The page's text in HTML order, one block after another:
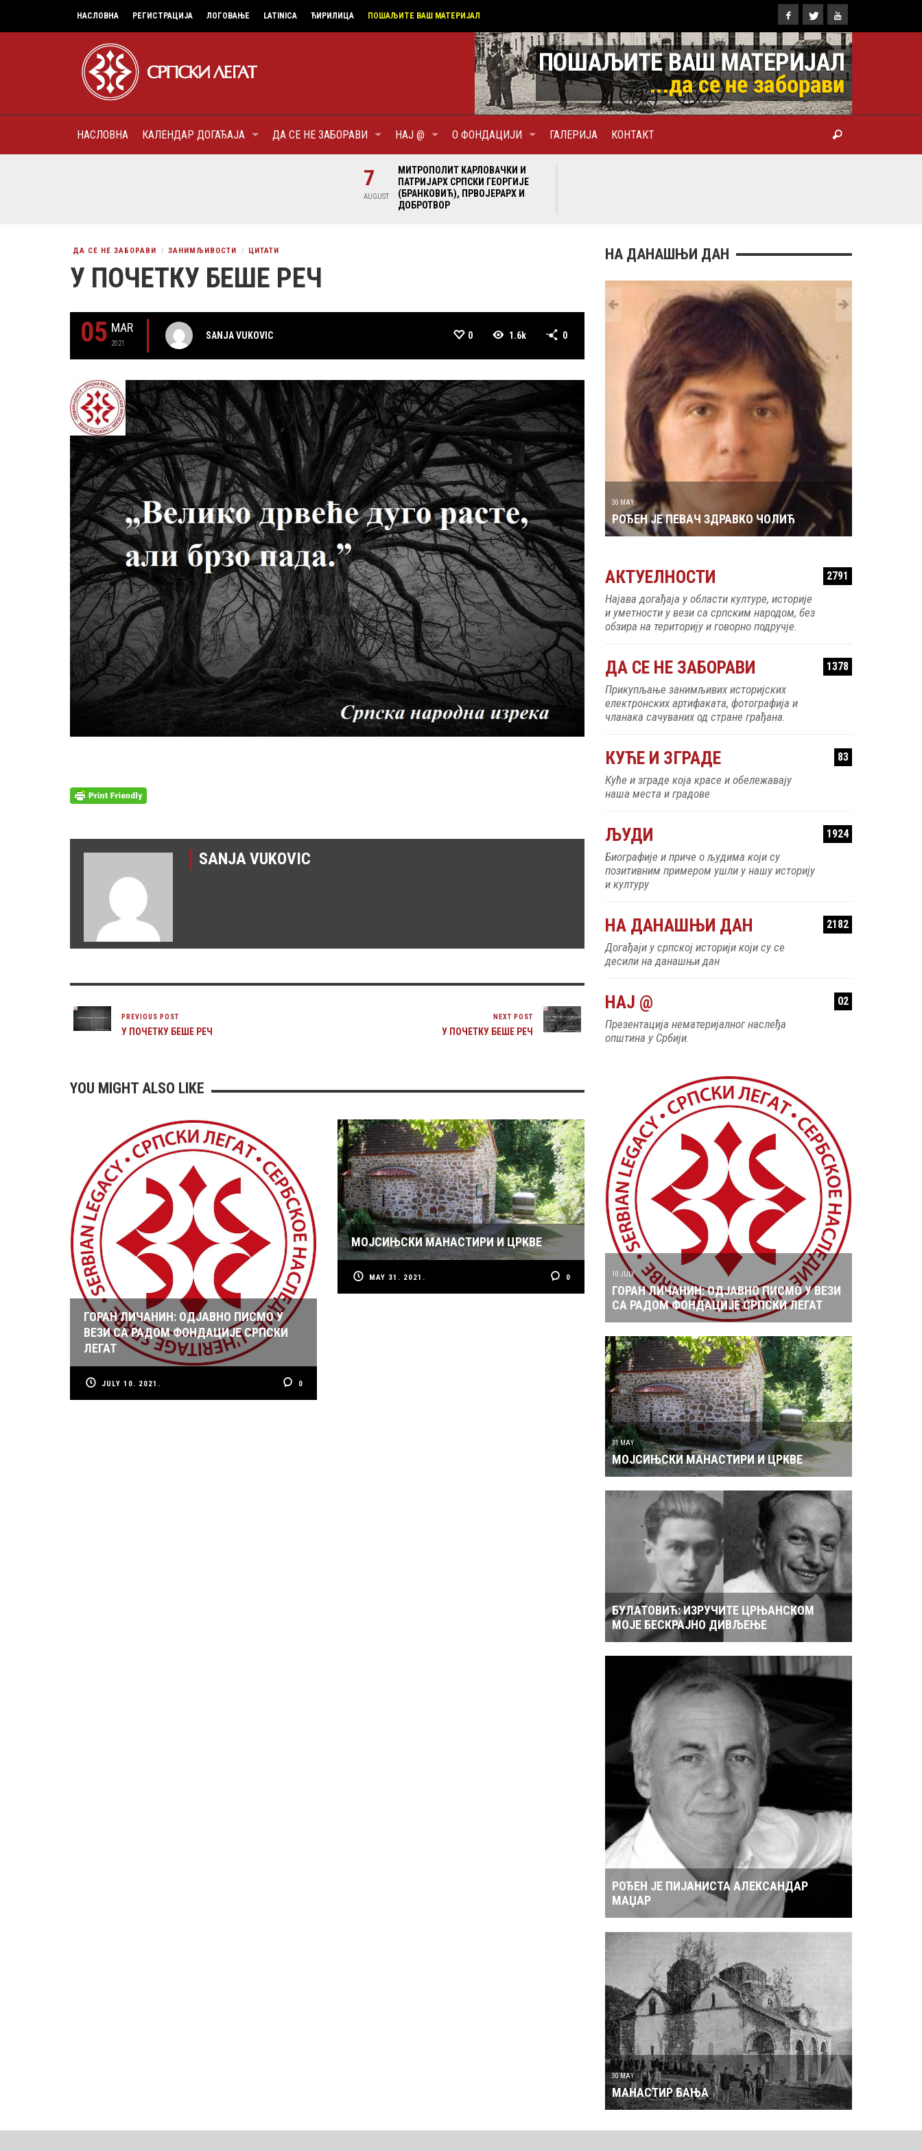
НАСЛОВНА РЕГИСТРАЦИЈА ЛОГОВАЊЕ LATINICA ЋИРИЛИЦА ПОШАЉИТЕ ВАШ МАТЕРИЈАЛ
НАСЛОВНА КАЛЕНДАР ДОГАЂАЈА ДА СЕ НЕ ЗАБОРАВИ НАЈ @ О ФОНДАЦИЈИ ГАЛЕРИЈА КОНТАКТ
7
AUGUST
МИТРОПОЛИТ КАРЛОВАЧКИ И
ПАТРИЈАРХ СРПСКИ ГЕОРГИЈЕ
(БРАНКОВИЋ), ПРВОЈЕРАРХ И
ДОБРОТВОР
ДА СЕ НЕ ЗАБОРАВИ ЗАНИМЉИВОСТИ ЦИТАТИ
У ПОЧЕТКУ БЕШЕ РЕЧ
05 MAR
2021
SANJA VUKOVIC 0 1.6k 0
SANJA VUKOVIC
PREVIOUS POST
У ПОЧЕТКУ БЕШЕ РЕЧ
NEXT POST
У ПОЧЕТКУ БЕШЕ РЕЧ
YOU MIGHT ALSO LIKE
ГОРАН ЛИЧАНИН: ОДЈАВНО ПИСМО У
ВЕЗИ СА РАДОМ ФОНДАЦИЈЕ СРПСКИ
ЛЕГАТ
JULY 10. 2021. 0
МОЈСИЊСКИ МАНАСТИРИ И ЦРКВЕ
MAY 31. 2021. 0
НА ДАНАШЊИ ДАН
29 MAY
РОЂЕН ЈЕ ГЛУМАЦ МИЛУТИН МИЋА ТАТИЋ
31 MAY
РОЂЕН ЈЕ ПИЈАНИСТА АЛЕКСАНДАР
МАЏАР
30 MAY
РОЂЕН ЈЕ ПЕВАЧ ЗДРАВКО ЧОЛИЋ
АКТУЕЛНОСТИ 2791
Најава догађаја у области културе, историје
и уметности у вези са српским народом, без
обзира на територију и говорно подручје.
ДА СЕ НЕ ЗАБОРАВИ 1378
Прикупљање занимљивих историјских
електронских артифаката, фотографија и
чланака сачуваних од стране грађана.
КУЋЕ И ЗГРАДЕ 83
Куће и зграде која красе и обележавају
наша места и градове
ЉУДИ 1924
Биографије и приче о људима који су
позитивним примером ушли у нашу историју
и културу
НА ДАНАШЊИ ДАН 2182
Догађаји у српској историји који су се
десили на данашњи дан
НАЈ @ 02
Презентација нематеријалног наслеђа
општина у Србији.
10 JULY
ГОРАН ЛИЧАНИН: ОДЈАВНО ПИСМО У ВЕЗИ
СА РАДОМ ФОНДАЦИЈЕ СРПСКИ ЛЕГАТ
31 MAY
МОЈСИЊСКИ МАНАСТИРИ И ЦРКВЕ
БУЛАТОВИЋ: ИЗРУЧИТЕ ЦРЊАНСКОМ
МОЈЕ БЕСКРАЈНО ДИВЉЕЊЕ
РОЂЕН ЈЕ ПИЈАНИСТА АЛЕКСАНДАР
МАЏАР
30 MAY
МАНАСТИР БАЊА